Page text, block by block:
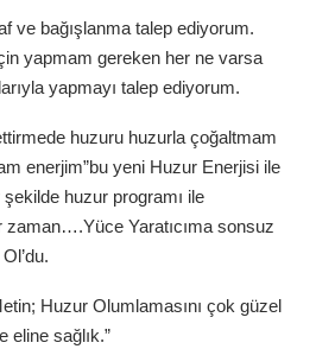
ve bağışlanma talep ediyorum.
yapmam gereken her ne varsa
yapmayı talep ediyorum.
huzuru huzurla çoğaltmam
enerjim”bu yeni Huzur Enerjisi ile
huzur programı ile
zaman….Yüce Yaratıcıma sonsuz
Huzur Olumlamasını çok güzel
eline sağlık.”